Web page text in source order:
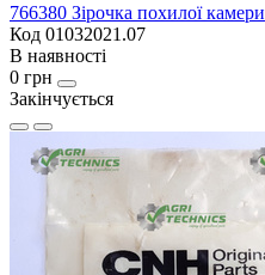
766380 Зірочка похилої камери
Код 01032021.07
В наявності
0 грн
Закінчується